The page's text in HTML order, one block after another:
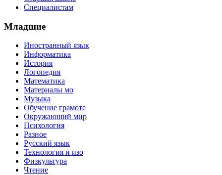
Специалистам
Младшие
Иностранный язык
Информатика
История
Логопедия
Математика
Материалы мо
Музыка
Обучение грамоте
Окружающий мир
Психология
Разное
Русский язык
Технология и изо
Физкультура
Чтение